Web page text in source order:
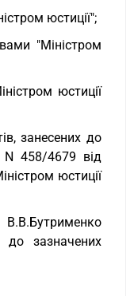
юстиції";
"Міністром
юстиції
занесених до
458/4679 від
юстиції
до зазначених